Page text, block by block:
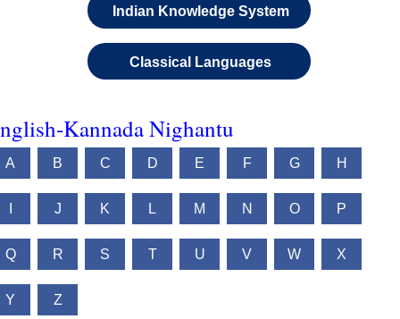
Indian Knowledge System
Classical Languages
Kannada Nighantu
A B C D E F G H
J K L M N O P
Q R S T U V W X
Y Z